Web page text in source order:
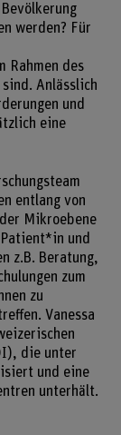
werden? Für
Rahmen des
Anlässlich
und
eine
entlang von
Mikroebene
und
z.B. Beratung,
zum
zu
Vanessa
die unter
und eine
unterhält.